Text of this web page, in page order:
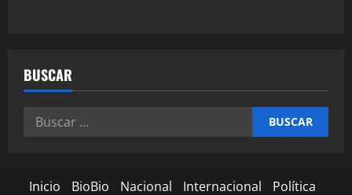
BUSCAR
Inicio BioBio Nacional Internacional
Política